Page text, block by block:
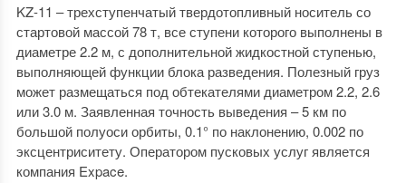
KZ-11 – трехступенчатый твердотопливный носитель со
стартовой массой 78 т, все ступени которого выполнены в
диаметре 2.2 м, с дополнительной жидкостной ступенью,
выполняющей функции блока разведения. Полезный груз
может размещаться под обтекателями диаметром 2.2, 2.6
или 3.0 м. Заявленная точность выведения – 5 км по
большой полуоси орбиты, 0.1° по наклонению, 0.002 по
эксцентриситету. Оператором пусковых услуг является
компания Expace.